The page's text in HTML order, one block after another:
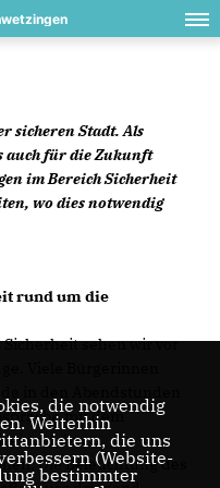
sicheren Stadt. Als
auch für die Zukunft
im Bereich Sicherheit
wo dies notwendig
rund um die
sehen wir vor
Viele Bürgerinnen
mit dem
und des
Die Beleuchtung des
die notwendig
Weiterhin
die uns
(Website-
bestimmter